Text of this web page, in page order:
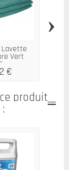
Lavette
Vert
€
›
produit